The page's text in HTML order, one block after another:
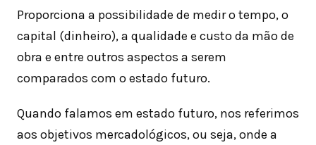
Proporciona a possibilidade de medir o tempo, o
capital (dinheiro), a qualidade e custo da mão de
obra e entre outros aspectos a serem
comparados com o estado futuro.
Quando falamos em estado futuro, nos referimos
aos objetivos mercadológicos, ou seja, onde a